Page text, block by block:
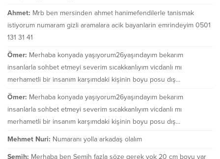
Ahmet: Mrb ben mersinden ahmet hanimefendilerle tanismak
istiyorum numaram gizli aramalara acik bayanlarin emrindeyim 0501
131 31 41
Ömer: Merhaba konyada yaşıyorum26yaşındayım bekarım
insanlarla sohbet etmeyi severim sıcakkanlıyım vicdanlı mı
merhametli bir insanım karşımdaki kişinin boyu posu dış...
Ömer: Merhaba konyada yaşıyorum26yaşındayım bekarım
insanlarla sohbet etmeyi severim sıcakkanlıyım vicdanlı mı
merhametli bir insanım karşımdaki kişinin boyu posu dış...
Mehmet Nuri: Numaranı yolla arkadaş olalım
Semih: Merhaba ben Semih fazla söze gerek yok 20 cm boyu var